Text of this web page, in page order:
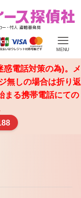
MENU
電話対策の為)。メ
無しの場合は折り返
まる携帯電話にての